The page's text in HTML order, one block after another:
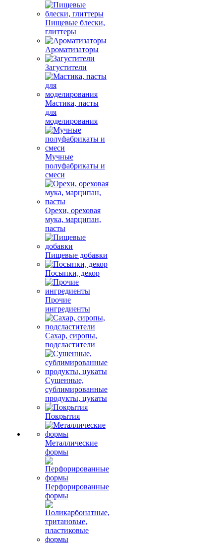
Пищевые блески,
глиттеры
Ароматизаторы
Загустители
Мастика, пасты
для
моделирования
Мучные
полуфабрикаты и
смеси
Орехи, ореховая
мука, марципан,
пасты
Пищевые добавки
Посыпки, декор
Прочие
ингредиенты
Сахар, сиропы,
подсластители
Сушенные,
сублимированные
продукты, цукаты
Покрытия
Металлические
формы
Перфорированные
формы